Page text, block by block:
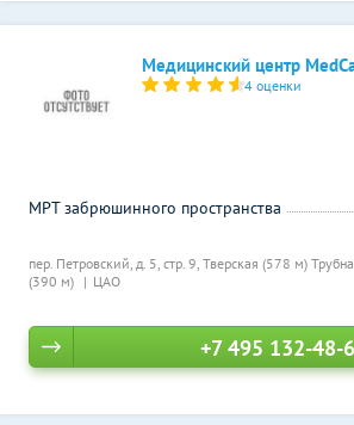
Медицинский центр
4 оценки
пер. Петровский, д. 5, стр. 9, Тверская (578 м)
(390 м)
ЦАО
МРТ забрюшинного пространства
+7 495 132-48-